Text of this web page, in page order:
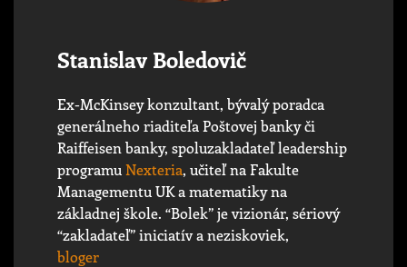
Stanislav Boledovič
Ex-McKinsey konzultant, bývalý poradca
generálneho riaditeľa Poštovej banky či
Raiffeisen banky, spoluzakladateľ leadership
programuNexteria, učiteľ na Fakulte
Managementu UK a matematiky na
základnej škole. “Bolek” je vizionár, sériový
“zakladateľ” iniciatív a neziskoviek,
bloger